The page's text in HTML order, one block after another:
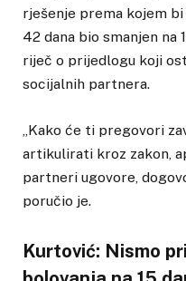
rješenje prema kojem
42 dana bio smanjen na
riječ o prijedlogu koji
socijalnih partnera.
„Kako će ti pregovori
artikulirati kroz zakon,
partneri ugovore,
poručio je.
Kurtović: Nismo